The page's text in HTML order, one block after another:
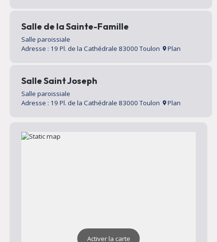
Salle de la Sainte-Famille
Salle paroissiale
Adresse : 19 Pl. de la Cathédrale 83000 Toulon
Plan
Salle Saint Joseph
Salle paroissiale
Adresse : 19 Pl. de la Cathédrale 83000 Toulon
Plan
Activer la carte